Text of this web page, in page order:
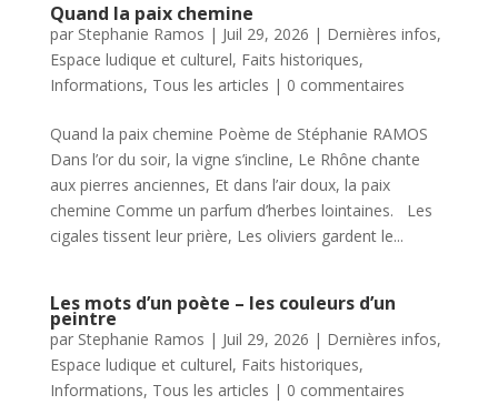
Quand la paix chemine
par Stephanie Ramos | Juil 29, 2026 | Dernières infos,
Espace ludique et culturel, Faits historiques,
Informations, Tous les articles | 0 commentaires
Quand la paix chemine Poème de Stéphanie RAMOS
Dans l’or du soir, la vigne s’incline, Le Rhône chante
aux pierres anciennes, Et dans l’air doux, la paix
chemine Comme un parfum d’herbes lointaines. Les
cigales tissent leur prière, Les oliviers gardent le...
Les mots d’un poète – les couleurs d’un
peintre
par Stephanie Ramos | Juil 29, 2026 | Dernières infos,
Espace ludique et culturel, Faits historiques,
Informations, Tous les articles | 0 commentaires